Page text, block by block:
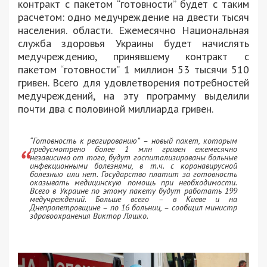
контракт с пакетом “готовности” будет с таким
расчетом: одно медучреждение на двести тысяч
населения. области. Ежемесячно Национальная
служба здоровья Украины будет начислять
медучреждению, принявшему контракт с
пакетом “готовности” 1 миллион 53 тысячи 510
гривен. Всего для удовлетворения потребностей
медучреждений, на эту программу выделили
почти два с половиной миллиарда гривен.
“Готовность к реагированию” – новый пакет, которым
предусмотрено более 1 млн гривен ежемесячно
независимо от того, будут госпитализированы больные
инфекционными болезнями, в т.ч. с коронавирусной
болезнью или нет. Государство платит за готовность
оказывать медицинскую помощь при необходимости.
Всего в Украине по этому пакету будут работать 199
медучреждений. Больше всего – в Киеве и на
Днепропетровщине – по 16 больниц, – сообщил министр
здравоохранения Виктор Ляшко.